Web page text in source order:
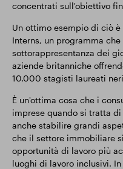
concentrati sull'obiettivo
Un ottimo esempio di ciò
Interns, un programma
sottorappresentanza dei
aziende britanniche
10.000 stagisti laureati
È un'ottima cosa che i
imprese quando si tratta
anche stabilire grandi
che il settore immobiliare
opportunità di lavoro più
luoghi di lavoro inclusivi.